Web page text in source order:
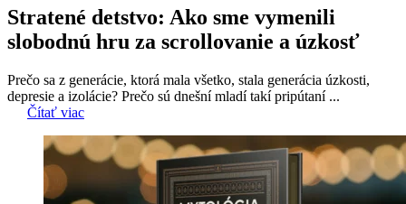
Stratené detstvo: Ako sme vymenili
slobodnú hru za scrollovanie a úzkosť
Prečo sa z generácie, ktorá mala všetko, stala generácia úzkosti,
depresie a izolácie? Prečo sú dnešní mladí takí pripútaní ...
Čítať viac